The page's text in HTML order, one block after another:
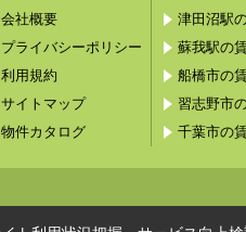
会社概要
プライバシーポリシー
利用規約
サイトマップ
物件カタログ
津田沼駅
蘇我駅の
船橋市の
習志野市
千葉市の